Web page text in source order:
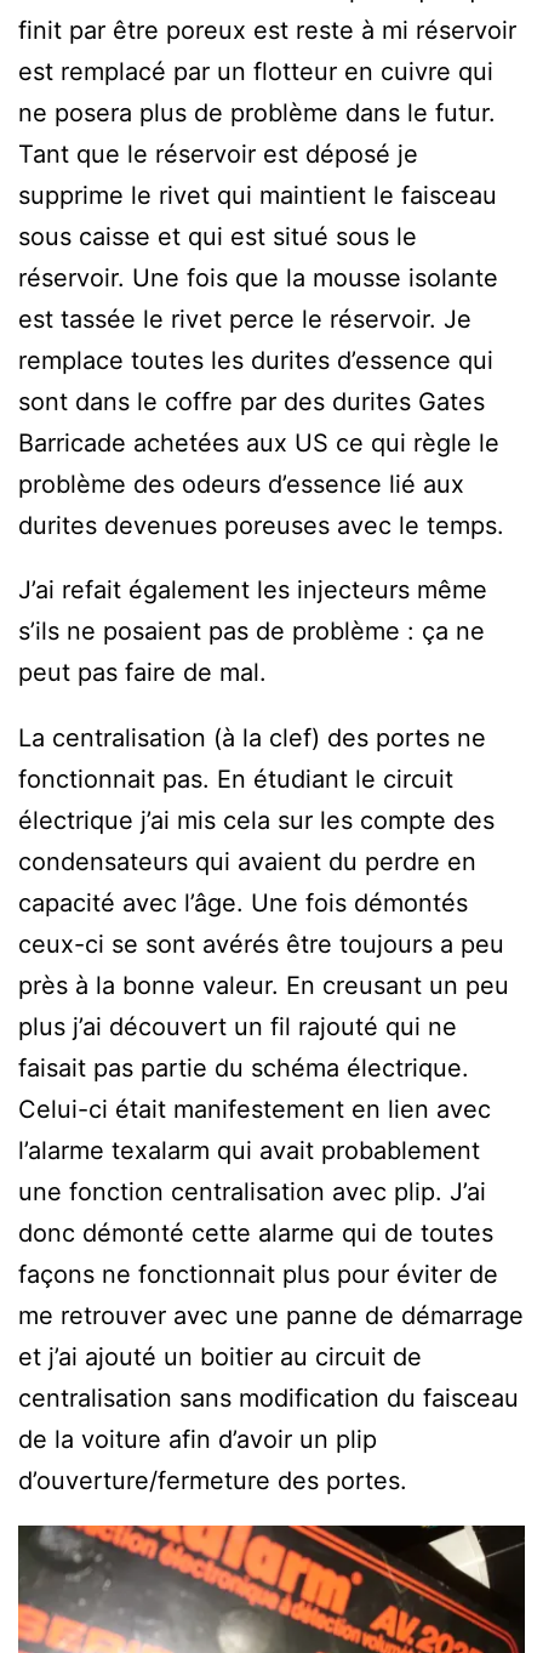
finit par être poreux est reste à mi réservoir
est remplacé par un flotteur en cuivre qui
ne posera plus de problème dans le futur.
Tant que le réservoir est déposé je
supprime le rivet qui maintient le faisceau
sous caisse et qui est situé sous le
réservoir. Une fois que la mousse isolante
est tassée le rivet perce le réservoir. Je
remplace toutes les durites d’essence qui
sont dans le coffre par des durites Gates
Barricade achetées aux US ce qui règle le
problème des odeurs d’essence lié aux
durites devenues poreuses avec le temps.
J’ai refait également les injecteurs même
s’ils ne posaient pas de problème : ça ne
peut pas faire de mal.
La centralisation (à la clef) des portes ne
fonctionnait pas. En étudiant le circuit
électrique j’ai mis cela sur les compte des
condensateurs qui avaient du perdre en
capacité avec l’âge. Une fois démontés
ceux-ci se sont avérés être toujours a peu
près à la bonne valeur. En creusant un peu
plus j’ai découvert un fil rajouté qui ne
faisait pas partie du schéma électrique.
Celui-ci était manifestement en lien avec
l’alarme texalarm qui avait probablement
une fonction centralisation avec plip. J’ai
donc démonté cette alarme qui de toutes
façons ne fonctionnait plus pour éviter de
me retrouver avec une panne de démarrage
et j’ai ajouté un boitier au circuit de
centralisation sans modification du faisceau
de la voiture afin d’avoir un plip
d’ouverture/fermeture des portes.